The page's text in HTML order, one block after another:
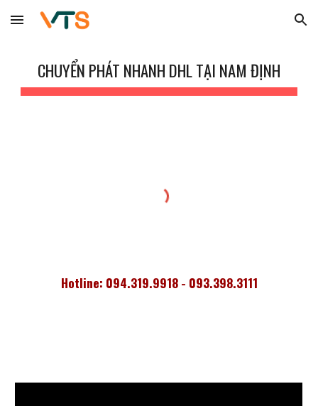
Skip to main content Skip to navigation
CHUYỂN PHÁT NHANH DHL TẠI NAM ĐỊNH
Hotline: 094.319.9918 - 093.398.3111